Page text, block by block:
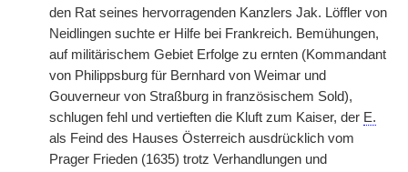
den Rat seines hervorragenden Kanzlers Jak. Löffler von
Neidlingen suchte er Hilfe bei Frankreich. Bemühungen,
auf militärischem Gebiet Erfolge zu ernten (Kommandant
von Philippsburg für Bernhard von Weimar und
Gouverneur von Straßburg in französischem Sold),
schlugen fehl und vertieften die Kluft zum Kaiser, der E.
als Feind des Hauses Österreich ausdrücklich vom
Prager Frieden (1635) trotz Verhandlungen und